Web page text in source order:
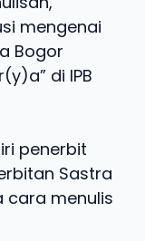
mengenai
Bogor
di IPB
penerbit
Sastra
cara menulis